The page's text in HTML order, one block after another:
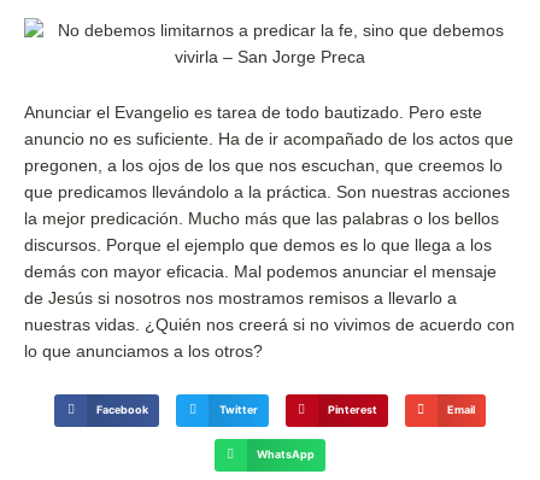
Anunciar el Evangelio es tarea de todo bautizado. Pero este
anuncio no es suficiente. Ha de ir acompañado de los actos que
pregonen, a los ojos de los que nos escuchan, que creemos lo
que predicamos llevándolo a la práctica. Son nuestras acciones
la mejor predicación. Mucho más que las palabras o los bellos
discursos. Porque el ejemplo que demos es lo que llega a los
demás con mayor eficacia. Mal podemos anunciar el mensaje
de Jesús si nosotros nos mostramos remisos a llevarlo a
nuestras vidas. ¿Quién nos creerá si no vivimos de acuerdo con
lo que anunciamos a los otros?
Facebook Twitter Pinterest Email
WhatsApp